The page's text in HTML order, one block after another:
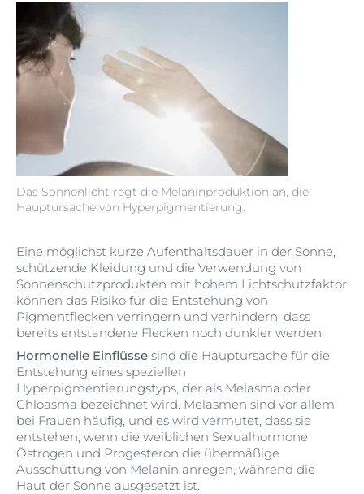
Das Sonnenlicht regt die Melaninproduktion an, die
Hauptursache von Hyperpigmentierung.
Eine möglichst kurze Aufenthaltsdauer in der Sonne,
schützende Kleidung und die Verwendung von
Sonnenschutzprodukten mit hohem Lichtschutzfaktor
können das Risiko für die Entstehung von
Pigmentflecken verringern und verhindern, dass
bereits entstandene Flecken noch dunkler werden.
Hormonelle Einflüsse sind die Hauptursache für die
Entstehung eines speziellen
Hyperpigmentierungstyps, der als Melasma oder
Chloasma bezeichnet wird. Melasmen sind vor allem
bei Frauen häufig, und es wird vermutet, dass sie
entstehen, wenn die weiblichen Sexualhormone
Östrogen und Progesteron die übermäßige
Ausschüttung von Melanin anregen, während die
Haut der Sonne ausgesetzt ist.